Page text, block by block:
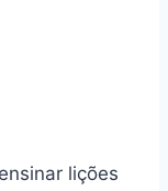
lições